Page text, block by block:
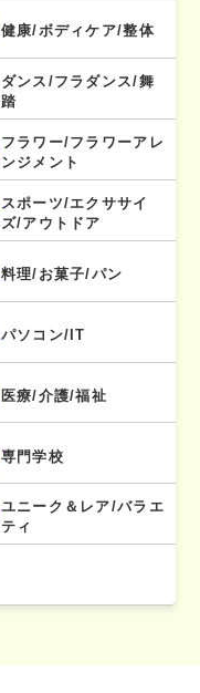
健康/ボディケア/整体
ダンス/フラダンス/舞
踏
フラワー/フラワーアレ
ンジメント
スポーツ/エクササイ
ズ/アウトドア
料理/お菓子/パン
パソコン/IT
医療/介護/福祉
専門学校
ユニーク＆レア/バラエ
ティ